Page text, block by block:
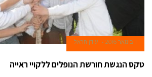
1 בינואר 2016 עידן הראל
טקס הנגשת חורשת הנופלים ללקויי ראייה